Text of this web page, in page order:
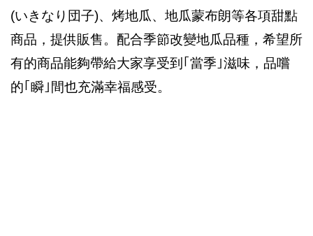
(いきなり団子)、烤地瓜、地瓜蒙布朗等各項甜點
商品，提供販售。配合季節改變地瓜品種，希望所
有的商品能夠帶給大家享受到｢當季｣滋味，品嚐
的｢瞬｣間也充滿幸福感受。